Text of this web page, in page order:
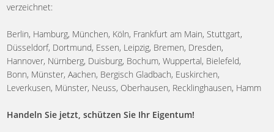
verzeichnet:
Berlin, Hamburg, München, Köln, Frankfurt am Main, Stuttgart,
Düsseldorf, Dortmund, Essen, Leipzig, Bremen, Dresden,
Hannover, Nürnberg, Duisburg, Bochum, Wuppertal, Bielefeld,
Bonn, Münster, Aachen, Bergisch Gladbach, Euskirchen,
Leverkusen, Münster, Neuss, Oberhausen, Recklinghausen, Hamm
Handeln Sie jetzt, schützen Sie Ihr Eigentum!